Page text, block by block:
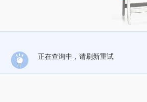
正在查询中，请刷新重试